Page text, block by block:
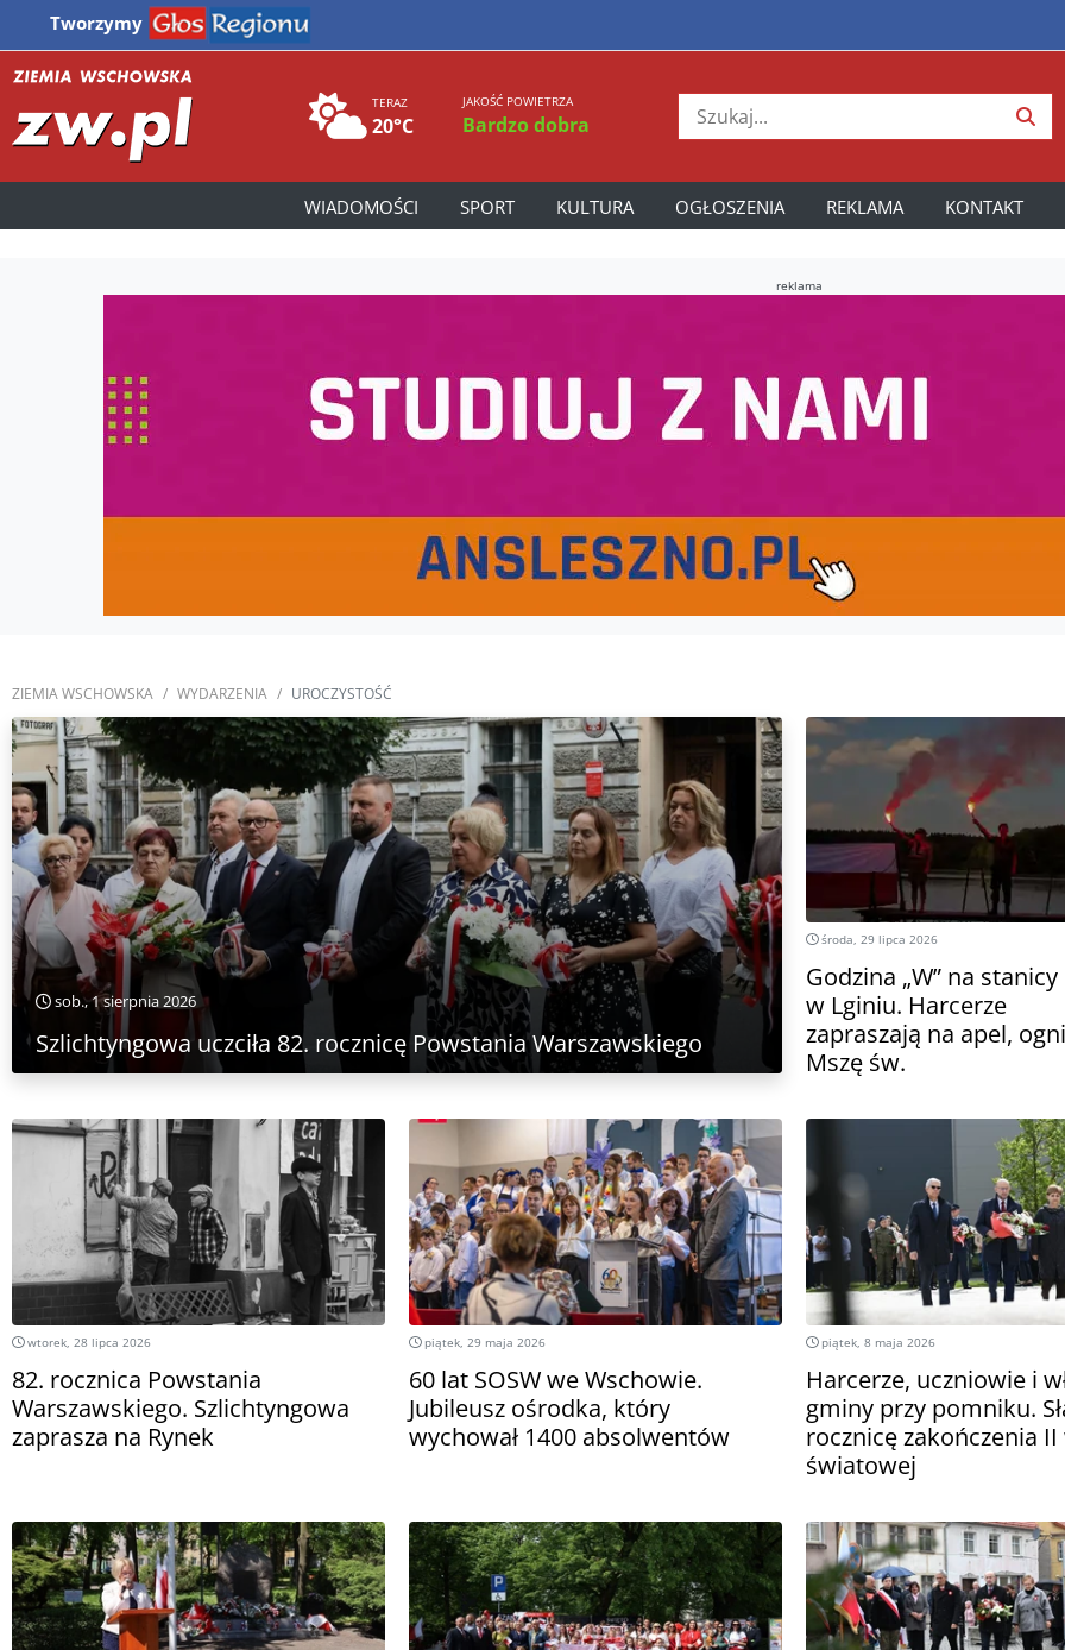
Tworzymy
TERAZ
20°C
JAKOŚĆ POWIETRZA
Bardzo dobra
WIADOMOŚCI SPORT KULTURA OGŁOSZENIA REKLAMA KONTAKT
reklama
ZIEMIA WSCHOWSKA WYDARZENIA UROCZYSTOŚĆ
sob., 1 sierpnia 2026
Szlichtyngowa uczciła 82. rocznicę Powstania Warszawskiego
środa, 29 lipca 2026
Godzina „W” na stanicy
w Lginiu. Harcerze
zapraszają na apel,
Mszę św.
wtorek, 28 lipca 2026
82. rocznica Powstania
Warszawskiego. Szlichtyngowa
zaprasza na Rynek
piątek, 29 maja 2026
60 lat SOSW we Wschowie.
Jubileusz ośrodka, który
wychował 1400 absolwentów
piątek, 8 maja 2026
Harcerze, uczniowie i
gminy przy pomniku.
rocznicę zakończenia
światowej